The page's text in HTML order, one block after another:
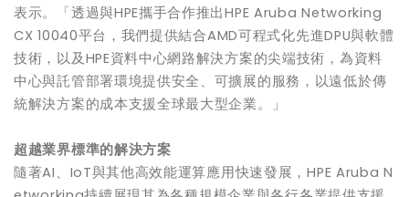
表示。「透過與HPE攜手合作推出HPE Aruba Networking
CX 10040平台，我們提供結合AMD可程式化先進DPU與軟體
技術，以及HPE資料中心網路解決方案的尖端技術，為資料
中心與託管部署環境提供安全、可擴展的服務，以遠低於傳
統解決方案的成本支援全球最大型企業。」
超越業界標準的解決方案
隨著AI、IoT與其他高效能運算應用快速發展，HPE Aruba N